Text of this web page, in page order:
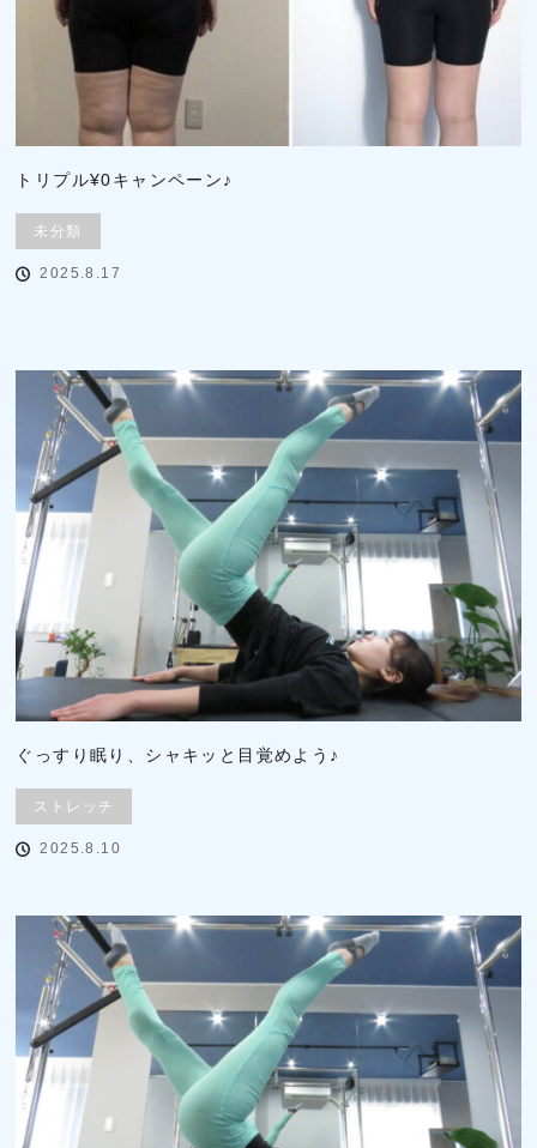
トリプル¥0キャンペーン♪
未分類
2025.8.17
ぐっすり眠り、シャキッと目覚めよう♪
ストレッチ
2025.8.10